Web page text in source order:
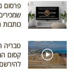
פרסום
כותבות
טבריה
קסום